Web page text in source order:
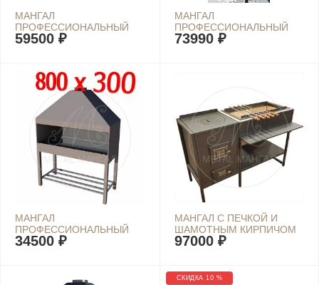
МАНГАЛ
ПРОФЕССИОНАЛЬНЫЙ
1500Х450
59500 ₽
МАНГАЛ
ПРОФЕССИОНАЛЬНЫЙ
1500Х540
73990 ₽
МАНГАЛ
ПРОФЕССИОНАЛЬНЫЙ
800Х300
34500 ₽
МАНГАЛ С ПЕЧКОЙ И
ШАМОТНЫМ КИРПИЧОМ
ШЕФ-1
97000 ₽
СКИДКА 10 %